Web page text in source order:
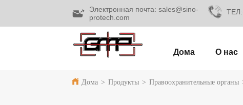
Электронная почта: sales@sino-
protech.com
Дома О нас
Дома > Продукты > Правоохранительные органы